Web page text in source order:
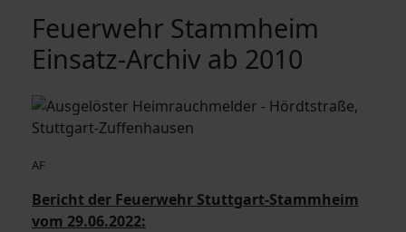
Feuerwehr Stammheim
Einsatz-Archiv ab 2010
AF
Bericht der Feuerwehr Stuttgart-Stammheim
vom 29.06.2022: